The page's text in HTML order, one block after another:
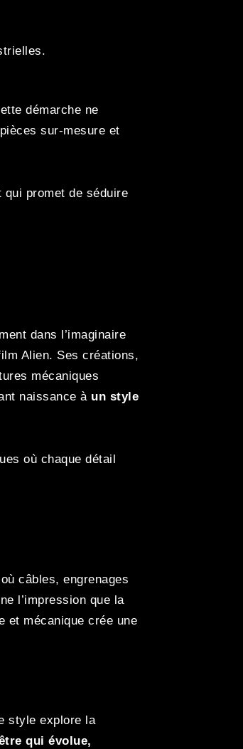
démarche ne
sur-mesure et
qui promet de séduire
dans l’imaginaire
Alien. Ses créations,
mécaniques
naissance à un style
où chaque détail
câbles, engrenages
l’impression que la
et mécanique crée une
style explore la
qui évolue,